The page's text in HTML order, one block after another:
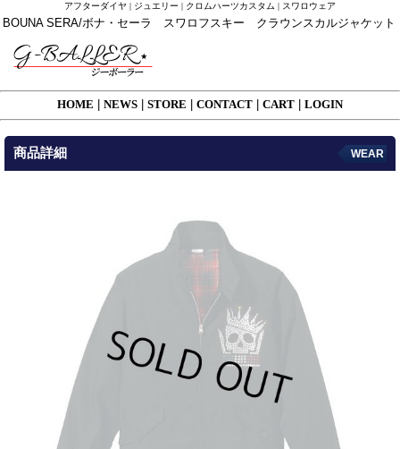
アフターダイヤ | ジュエリー | クロムハーツカスタム | スワロウェア
BOUNA SERA/ボナ・セーラ スワロフスキー クラウンスカルジャケット
HOME NEWS STORE CONTACT CART LOGIN
商品詳細 WEAR